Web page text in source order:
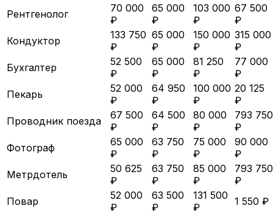
Рентгенолог
70 000
₽
65 000
₽
103 000
₽
67 500
₽
Кондуктор
133 750
₽
65 000
₽
150 000
₽
315 000
₽
Бухгалтер
52 500
₽
65 000
₽
81 250
₽
77 000
₽
Пекарь
52 000
₽
64 950
₽
100 000
₽
20 125
₽
Проводник поезда
67 500
₽
64 500
₽
80 000
₽
793 750
₽
Фотограф
65 000
₽
63 750
₽
75 000
₽
90 000
₽
Метрдотель
50 625
₽
63 750
₽
85 000
₽
793 750
₽
Повар
52 000
₽
63 500
₽
131 500
₽
1 550 ₽